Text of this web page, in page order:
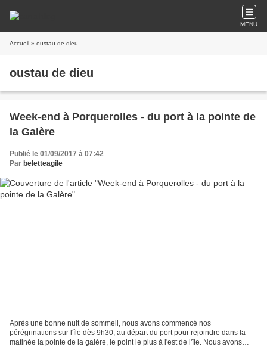
MENU
Accueil » oustau de dieu
oustau de dieu
Week-end à Porquerolles - du port à la pointe de
la Galère
Publié le 01/09/2017 à 07:42
Par beletteagile
Après une bonne nuit de sommeil, nous avons commencé nos
pérégrinations sur l'île dès 9h30, au départ du port pour rejoindre dans la
matinée la pointe de la galère, le point le plus à l'est de l'île. Nous avons